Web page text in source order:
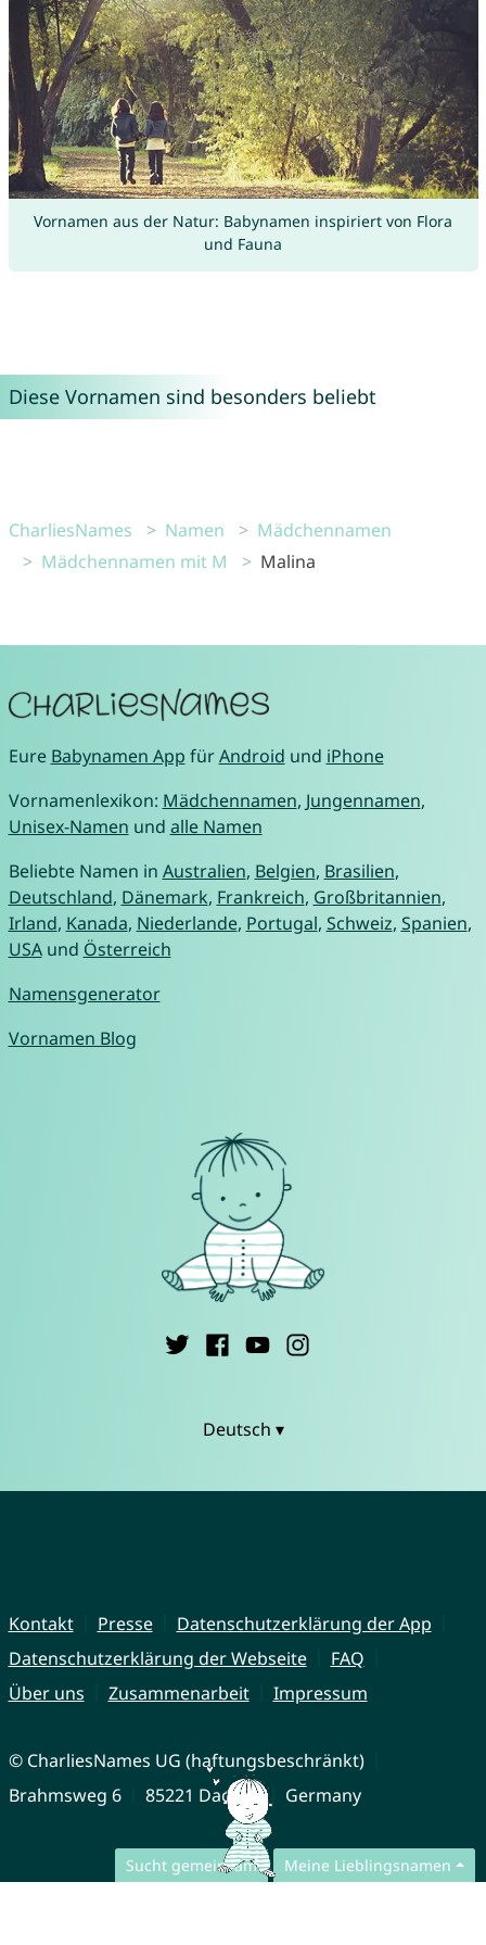
Vornamen aus der Natur: Babynamen inspiriert von Flora
und Fauna
Diese Vornamen sind besonders beliebt
CharliesNames Namen
Mädchennamen
Mädchennamen mit M
Malina
Sucht gemeinsam Meine Lieblingsnamen
Eure Babynamen App fürAndroid und iPhone
Vornamenlexikon: Mädchennamen, Jungennamen,
Unisex-Namen und alle Namen
Beliebte Namen in Australien, Belgien, Brasilien,
Deutschland, Dänemark, Frankreich, Großbritannien,
Irland, Kanada, Niederlande, Portugal, Schweiz, Spanien,
USAund Österreich
Namensgenerator
Vornamen Blog
Deutsch ▾
Kontakt Presse
Datenschutzerklärung der App
Datenschutzerklärung der Webseite
FAQ
Über uns
Zusammenarbeit Impressum
© CharliesNames UG (haftungsbeschränkt)
Brahmsweg 6
85221 Dachau Germany